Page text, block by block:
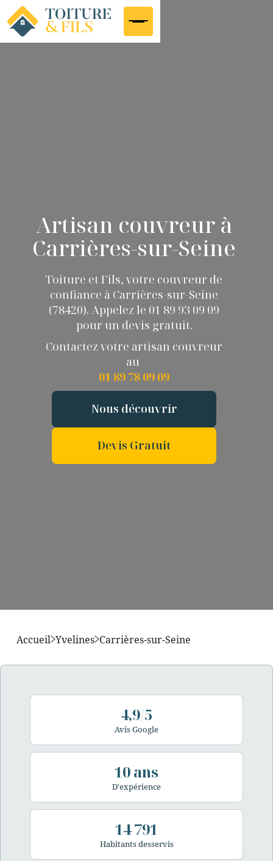
Artisan couvreur à
Carrières-sur-Seine
Toiture et Fils, votre couvreur de
confiance à Carrières-sur-Seine
(78420). Appelez le 01 89 93 09 09
pour un devis gratuit.
Contactez votre artisan couvreur
au
01 89 78 09 09
Nous découvrir
Devis Gratuit
Accueil Yvelines Carrières-sur-Seine
4,9/5
Avis Google
10 ans
D'expérience
14 791
Habitants desservis